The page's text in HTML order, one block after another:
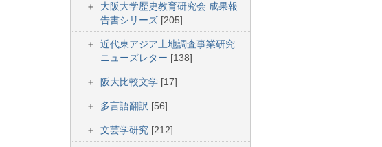
大阪大学歴史教育研究会 成果報
告書シリーズ [205]
近代東アジア土地調査事業研究
ニューズレター [138]
阪大比較文学 [17]
多言語翻訳 [56]
文芸学研究 [212]